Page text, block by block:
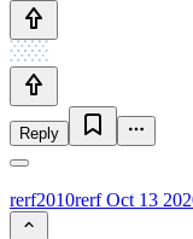
Reply
rerf2010rerfOct 13